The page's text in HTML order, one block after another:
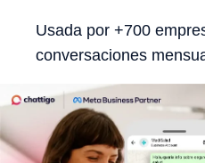
Usada por +700
conversaciones